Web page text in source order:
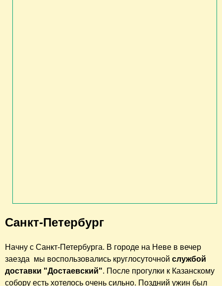
Санкт-Петербург
Начну с Санкт-Петербурга. В городе на Неве в вечер
заезда мы воспользовались круглосуточной службой
доставки "Достаевский". После прогулки к Казанскому
собору есть хотелось очень сильно. Поздний ужин был